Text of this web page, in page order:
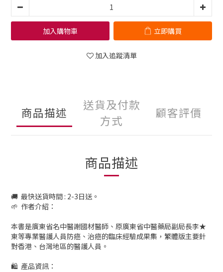
加入購物車 立即購買
加入追蹤清單
商品描述
送貨及付款
方式
顧客評價
商品描述
🚚 最快送貨時間 : 2-3日送。
🌱 作者介紹：
本書是廣東省名中醫謝國材醫師、原廣東省中醫藥局副局長李★
東等專業醫護人員防癌、治癌的臨床經驗成果集，繁體版主要針
對香港、台灣地區的醫護人員。
🛍 產品資訊：